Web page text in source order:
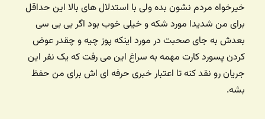
خیرخواه مردم نشون بده ولی با استدلال های بالا این حداقل
برای من شدیدا مورد شکه و خیلی خوب بود اگر بی بی سی
بعدش به جای صحبت در مورد اینکه پوز چیه و چقدر عوض
کردن پسورد کارت مهمه به سراغ این می رفت که یک نفر این
جریان رو نقد کنه تا اعتبار خبری حرفه ای اش برای من حفظ
بشه.